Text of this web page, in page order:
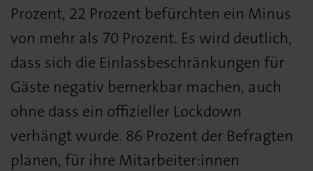
Prozent, 22 Prozent befürchten ein Minus
von mehr als 70 Prozent. Es wird deutlich,
dass sich die Einlassbeschränkungen für
Gäste negativ bemerkbar machen, auch
ohne dass ein offizieller Lockdown
verhängt wurde. 86 Prozent der Befragten
planen, für ihre Mitarbeiter:innen